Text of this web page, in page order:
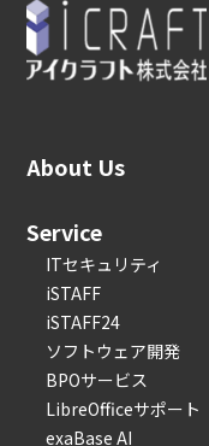
About Us
Service
ITセキュリティ
iSTAFF
iSTAFF24
ソフトウェア開発
BPOサービス
LibreOfficeサポート
exaBase AI